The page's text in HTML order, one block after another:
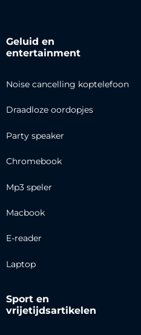
Geluid en
entertainment
Noise cancelling koptelefoon
Draadloze oordopjes
Party speaker
Chromebook
Mp3 speler
Macbook
E-reader
Laptop
Sport en
vrijetijdsartikelen